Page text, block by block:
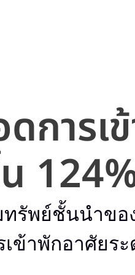
การเ
รัพย์ชั้นนำขอ
ข้าพักอาศัยร